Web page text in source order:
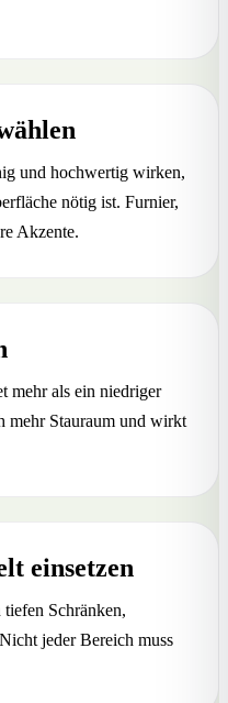
und hochwertig wirken,
nötig ist. Furnier,
Akzente.
mehr als ein niedriger
mehr Stauraum und wirkt
einsetzen
Schränken,
jeder Bereich muss